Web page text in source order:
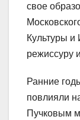
свое
Культуры и
режиссуру
Ранние
повлияли
Пучковым